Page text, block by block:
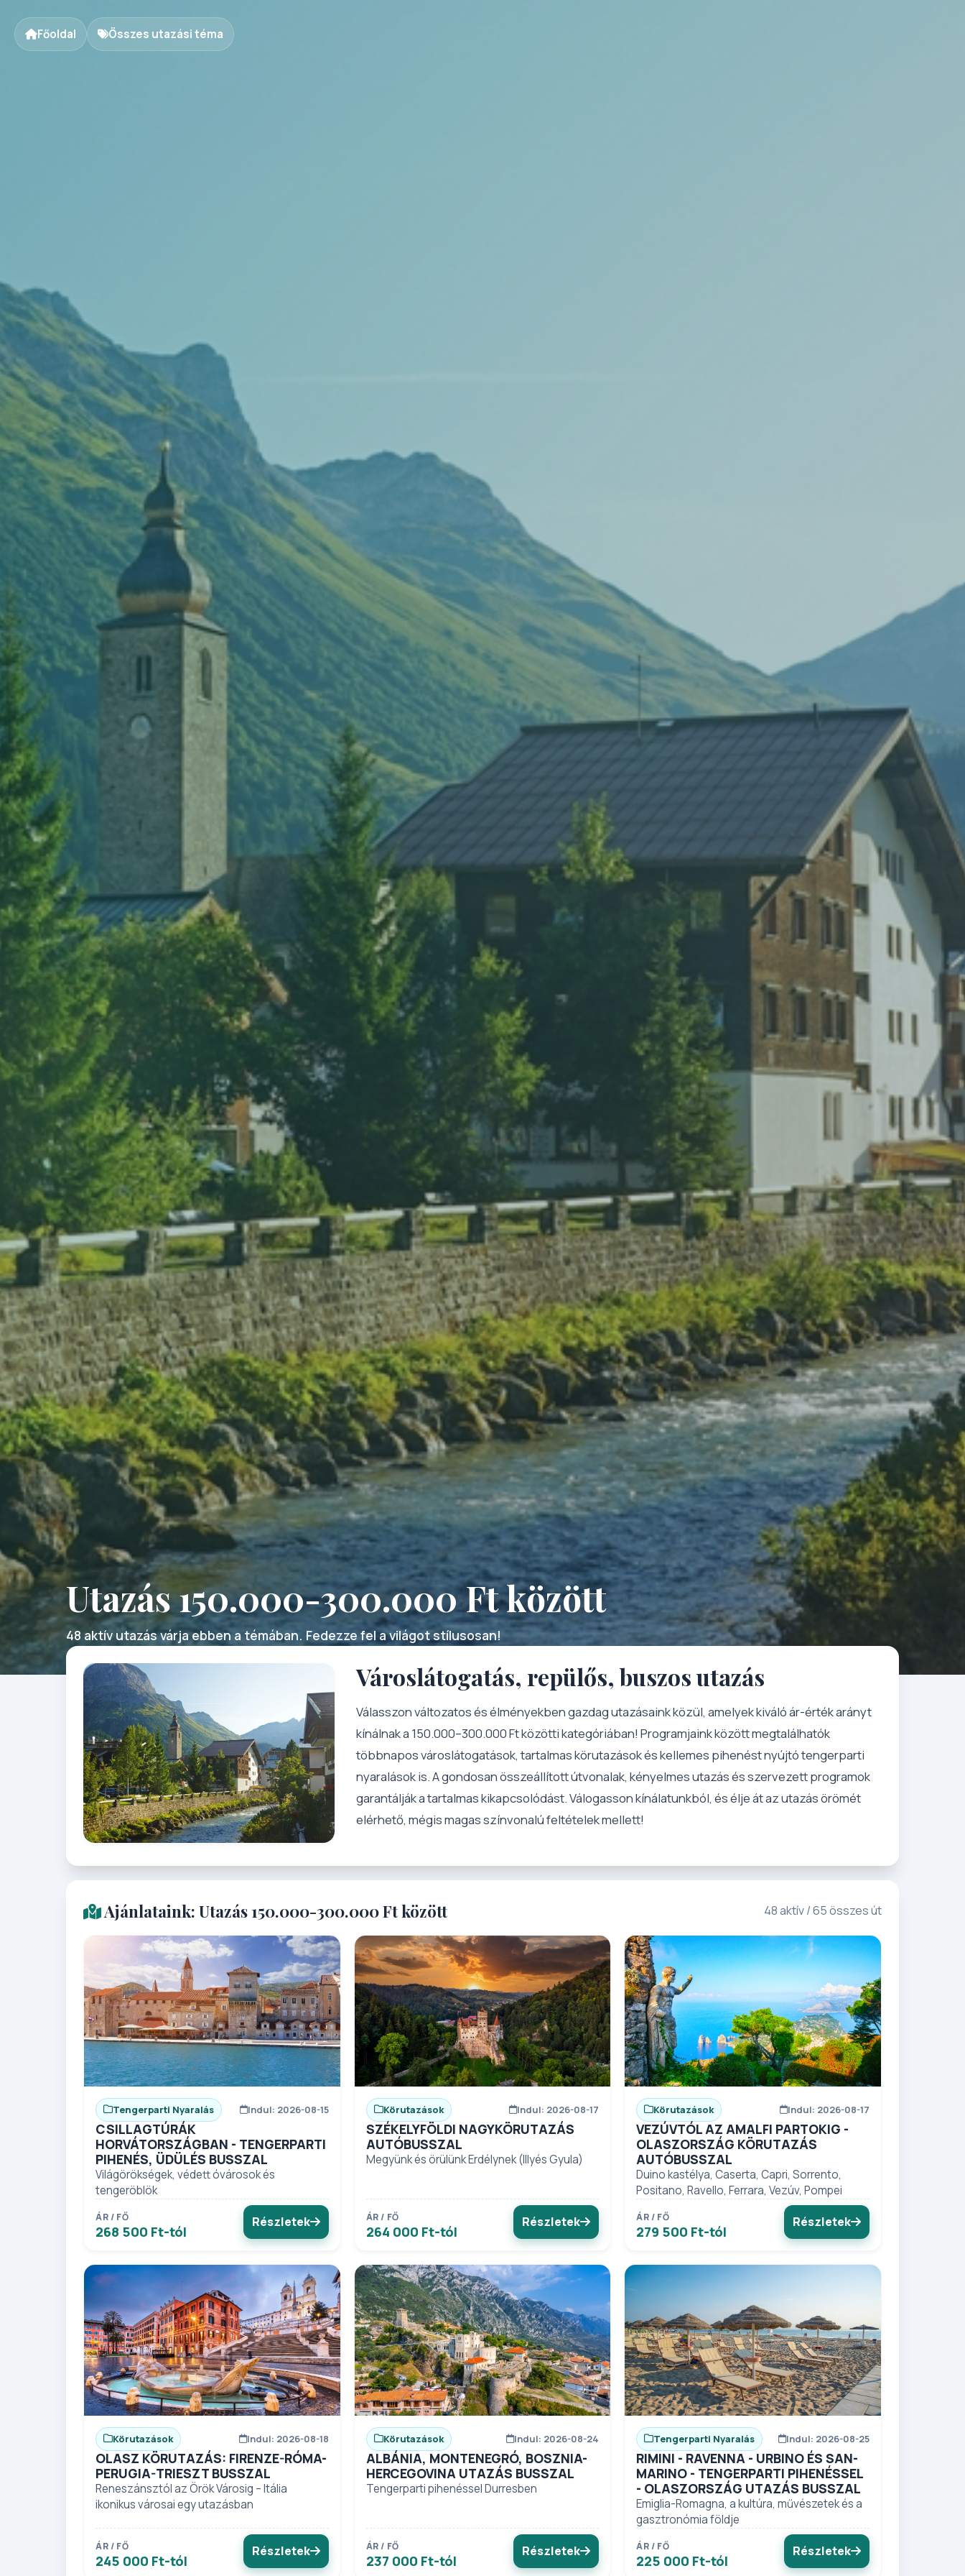
Főoldal Összes utazási téma
Utazás 150.000-300.000 Ft között
48 aktív utazás várja ebben a témában. Fedezze fel a világot stílusosan!
Városlátogatás, repülős, buszos utazás
Válasszon változatos és élményekben gazdag utazásaink közül, amelyek kiváló ár-érték arányt
kínálnak a 150.000–300.000 Ft közötti kategóriában! Programjaink között megtalálhatók
többnapos városlátogatások, tartalmas körutazások és kellemes pihenést nyújtó tengerparti
nyaralások is. A gondosan összeállított útvonalak, kényelmes utazás és szervezett programok
garantálják a tartalmas kikapcsolódást. Válogasson kínálatunkból, és élje át az utazás örömét
elérhető, mégis magas színvonalú feltételek mellett!
Ajánlataink: Utazás 150.000-300.000 Ft között 48 aktív / 65 összes út
Tengerparti Nyaralás Indul: 2026-08-15
CSILLAGTÚRÁK
HORVÁTORSZÁGBAN - TENGERPARTI
PIHENÉS, ÜDÜLÉS BUSSZAL
Világörökségek, védett óvárosok és
tengeröblök
ÁR / FŐ
268 500 Ft-tól
Részletek
Körutazások Indul: 2026-08-17
SZÉKELYFÖLDI NAGYKÖRUTAZÁS
AUTÓBUSSZAL
Megyünk és örülünk Erdélynek (Illyés Gyula)
ÁR / FŐ
264 000 Ft-tól
Részletek
Körutazások Indul: 2026-08-17
VEZÚVTÓL AZ AMALFI PARTOKIG -
OLASZORSZÁG KÖRUTAZÁS
AUTÓBUSSZAL
Duino kastélya, Caserta, Capri, Sorrento,
Positano, Ravello, Ferrara, Vezúv, Pompei
ÁR / FŐ
279 500 Ft-tól
Részletek
Körutazások Indul: 2026-08-18
OLASZ KÖRUTAZÁS: FIRENZE-RÓMA-
PERUGIA-TRIESZT BUSSZAL
Reneszánsztól az Örök Városig – Itália
ikonikus városai egy utazásban
ÁR / FŐ
245 000 Ft-tól
Részletek
Körutazások Indul: 2026-08-24
ALBÁNIA, MONTENEGRÓ, BOSZNIA-
HERCEGOVINA UTAZÁS BUSSZAL
Tengerparti pihenéssel Durresben
ÁR / FŐ
237 000 Ft-tól
Részletek
Tengerparti Nyaralás Indul: 2026-08-25
RIMINI - RAVENNA - URBINO ÉS SAN-
MARINO - TENGERPARTI PIHENÉSSEL
- OLASZORSZÁG UTAZÁS BUSSZAL
Emiglia-Romagna, a kultúra, művészetek és a
gasztronómia földje
ÁR / FŐ
225 000 Ft-tól
Részletek